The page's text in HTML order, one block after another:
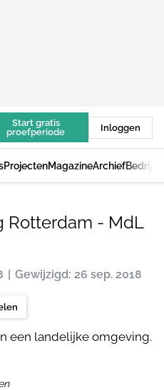
Start gratis
proefperiode
Inloggen
ProjectenMagazineArchief
Rotterdam - MdL
Gewijzigd: 26 sep. 2018
een landelijke omgeving.